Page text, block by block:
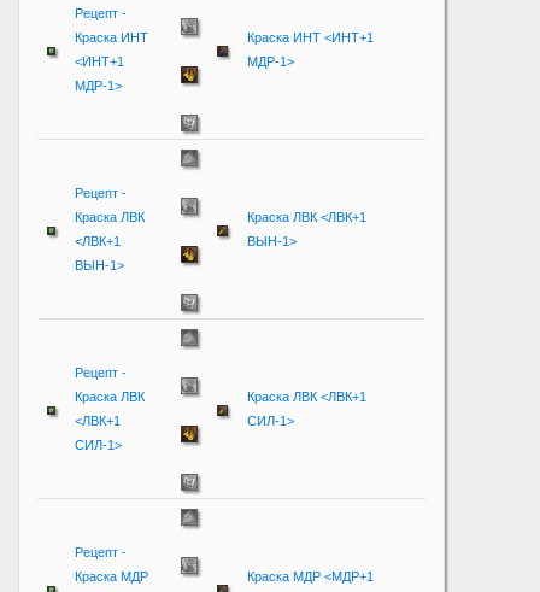
Рецепт -
Краска ИНТ
<ИНТ+1
МДР-1>
Краска ИНТ <ИНТ+1
МДР-1>
Рецепт -
Краска ЛВК
<ЛВК+1
ВЫН-1>
Краска ЛВК <ЛВК+1
ВЫН-1>
Рецепт -
Краска ЛВК
<ЛВК+1
СИЛ-1>
Краска ЛВК <ЛВК+1
СИЛ-1>
Рецепт -
Краска МДР
Краска МДР <МДР+1